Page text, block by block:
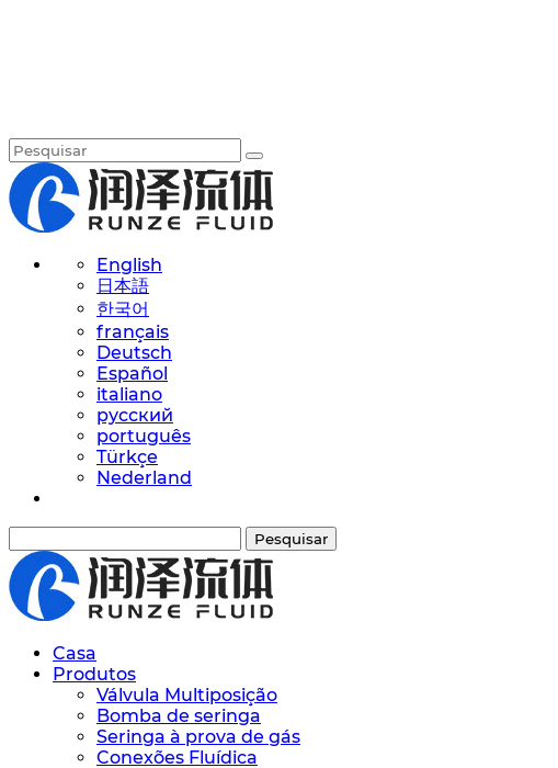
English
日本語
한국어
français
Deutsch
Español
italiano
русский
português
Türkçe
Nederland
Pesquisar
Casa
Produtos
Válvula Multiposição
Bomba de seringa
Seringa à prova de gás
Conexões Fluídica